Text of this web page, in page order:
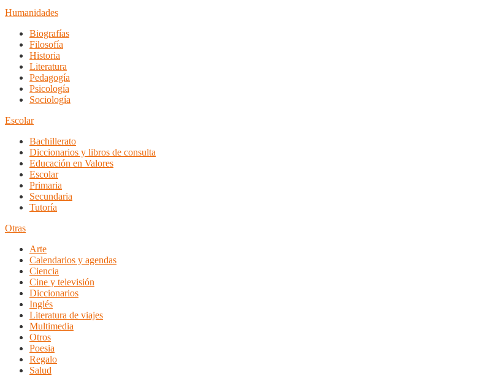
Humanidades
Biografías
Filosofía
Historia
Literatura
Pedagogía
Psicología
Sociología
Escolar
Bachillerato
Diccionarios y libros de consulta
Educación en Valores
Escolar
Primaria
Secundaria
Tutoría
Otras
Arte
Calendarios y agendas
Ciencia
Cine y televisión
Diccionarios
Inglés
Literatura de viajes
Multimedia
Otros
Poesia
Regalo
Salud